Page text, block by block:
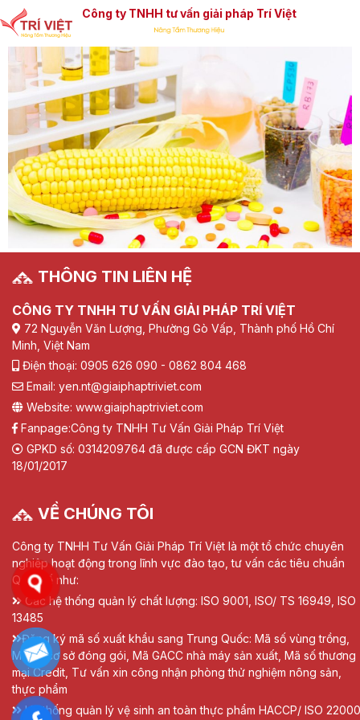
Công ty TNHH tư vấn giải pháp Trí Việt
THÔNG TIN LIÊN HỆ
CÔNG TY TNHH TƯ VẤN GIẢI PHÁP TRÍ VIỆT
72 Nguyễn Văn Lượng, Phường Gò Vấp, Thành phố Hồ Chí
Minh, Việt Nam
Điện thoại: 0905 626 090 - 0862 804 468
Email: yen.nt@giaiphaptriviet.com
Website: www.giaiphaptriviet.com
Fanpage:Công ty TNHH Tư Vấn Giải Pháp Trí Việt
GPKD số: 0314209764 đã được cấp GCN ĐKT ngày
18/01/2017
VỀ CHÚNG TÔI
Công ty TNHH Tư Vấn Giải Pháp Trí Việt là một tổ chức chuyên
nghiệp hoạt động trong lĩnh vực đào tạo, tư vấn các tiêu chuẩn
Quốc tế như:
Các hệ thống quản lý chất lượng: ISO 9001, ISO/ TS 16949, ISO
13485
Đăng ký mã số xuất khẩu sang Trung Quốc: Mã số vùng trồng,
Mã số cơ sở đóng gói, Mã GACC nhà máy sản xuất, Mã số thương
mại Credit, Tư vấn xin công nhận phòng thử nghiệm nông sản,
thực phẩm
Hệ thống quản lý vệ sinh an toàn thực phẩm HACCP/ ISO